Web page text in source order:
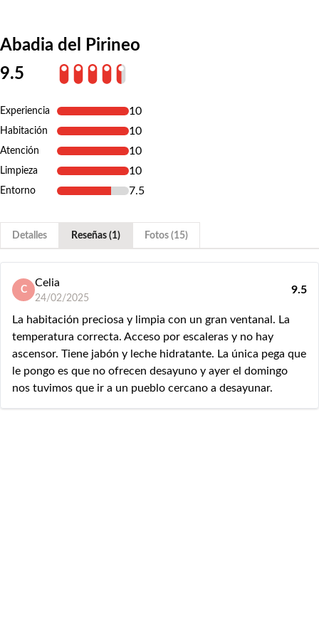
Abadia del Pirineo
9.5
Experiencia 10
Habitación 10
Atención 10
Limpieza 10
Entorno 7.5
Detalles Reseñas (1) Fotos (15)
C
Celia
24/02/2025
9.5
La habitación preciosa y limpia con un gran ventanal. La
temperatura correcta. Acceso por escaleras y no hay
ascensor. Tiene jabón y leche hidratante. La única pega que
le pongo es que no ofrecen desayuno y ayer el domingo
nos tuvimos que ir a un pueblo cercano a desayunar.